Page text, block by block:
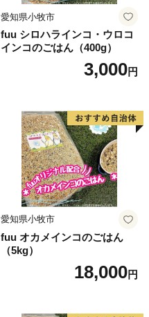
愛知県小牧市
fuu シロハラインコ・ウロコ
インコのごはん（400g）
3,000円
愛知県小牧市
fuu オカメインコのごはん
（5kg）
18,000円